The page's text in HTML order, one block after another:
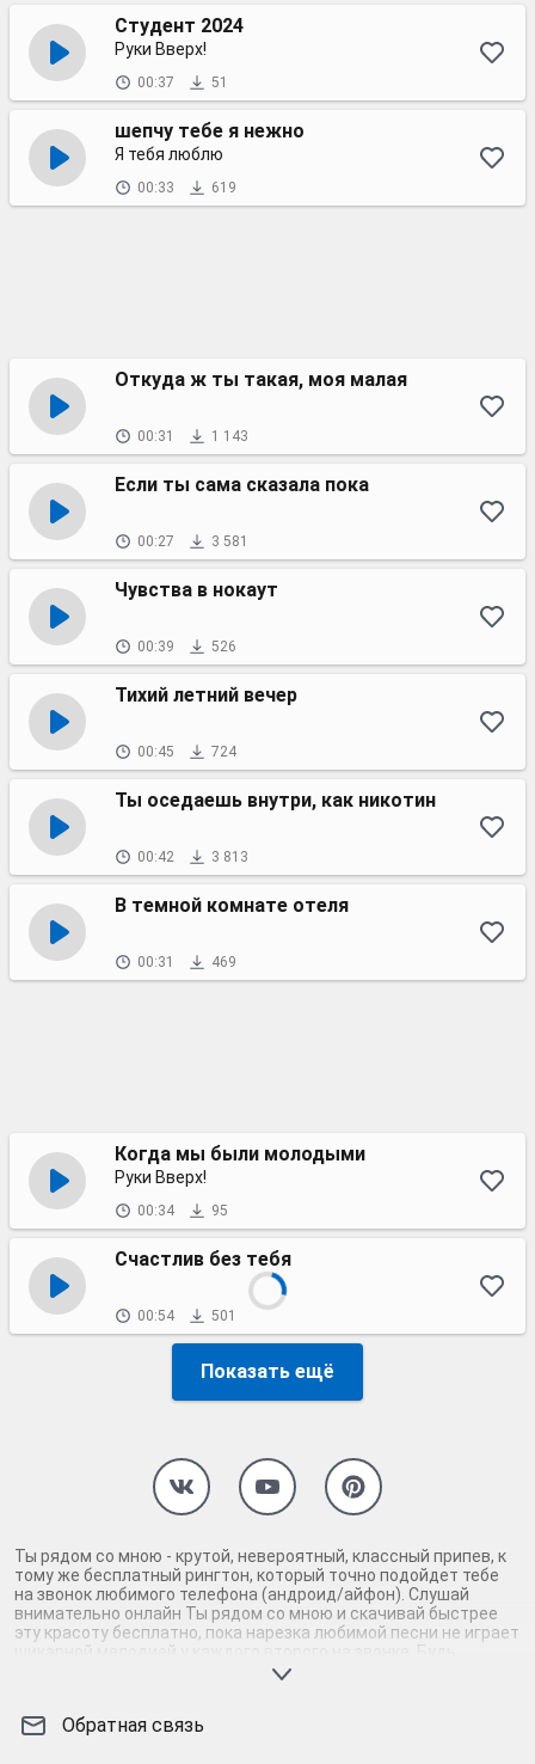
Студент 2024
Руки Вверх!
00:37 51
шепчу тебе я нежно
Я тебя люблю
00:33 619
Откуда ж ты такая, моя малая
00:31 1 143
Если ты сама сказала пока
00:27 3 581
Чувства в нокаут
00:39 526
Тихий летний вечер
00:45 724
Ты оседаешь внутри, как никотин
00:42 3 813
В темной комнате отеля
00:31 469
Когда мы были молодыми
Руки Вверх!
00:34 95
Счастлив без тебя
00:54 501
Показать ещё
Ты рядом со мною - крутой, невероятный, классный припев, к
тому же бесплатный рингтон, который точно подойдет тебе
на звонок любимого телефона (андроид/айфон). Слушай
внимательно онлайн Ты рядом со мною и скачивай быстрее
эту красоту бесплатно, пока нарезка любимой песни не играет
шикарной мелодией у каждого второго на звонке. Будь
первым, кто скачает бесплатно сей шедевр музыки и оценит
mp3 песни на звонок телефона, ну, или m4r мелодию на айфон
Обратная связь